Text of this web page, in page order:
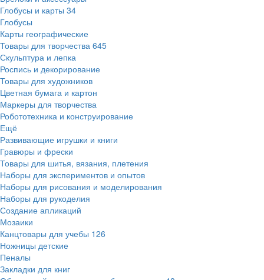
Глобусы и карты 34
Глобусы
Карты географические
Товары для творчества 645
Скульптура и лепка
Роспись и декорирование
Товары для художников
Цветная бумага и картон
Маркеры для творчества
Робототехника и конструирование
Ещё
Развивающие игрушки и книги
Гравюры и фрески
Товары для шитья, вязания, плетения
Наборы для экспериментов и опытов
Наборы для рисования и моделирования
Наборы для рукоделия
Создание апликаций
Мозаики
Канцтовары для учебы 126
Ножницы детские
Пеналы
Закладки для книг